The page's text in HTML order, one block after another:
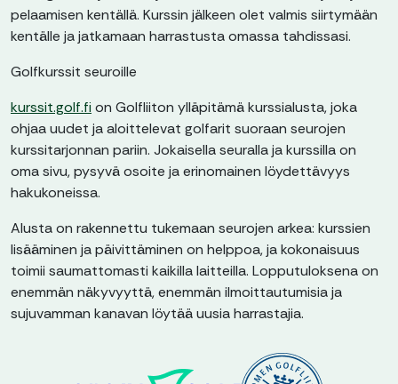
pelaamisen kentällä. Kurssin jälkeen olet valmis siirtymään
kentälle ja jatkamaan harrastusta omassa tahdissasi.
Golfkurssit seuroille
kurssit.golf.fi on Golfliiton ylläpitämä kurssialusta, joka
ohjaa uudet ja aloittelevat golfarit suoraan seurojen
kurssitarjonnan pariin. Jokaisella seuralla ja kurssilla on
oma sivu, pysyvä osoite ja erinomainen löydettävyys
hakukoneissa.
Alusta on rakennettu tukemaan seurojen arkea: kurssien
lisääminen ja päivittäminen on helppoa, ja kokonaisuus
toimii saumattomasti kaikilla laitteilla. Lopputuloksena on
enemmän näkyvyyttä, enemmän ilmoittautumisia ja
sujuvamman kanavan löytää uusia harrastajia.